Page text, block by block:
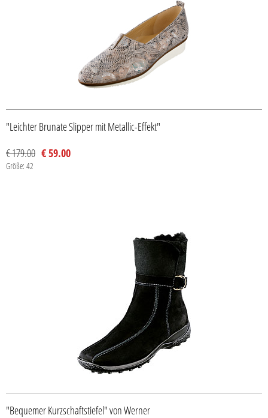
"Leichter Brunate Slipper mit Metallic-Effekt"
€ 179.00 € 59.00
Größe: 42
"Bequemer Kurzschaftstiefel" von Werner